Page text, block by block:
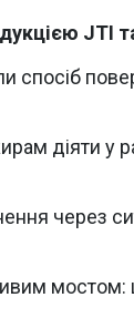
JTI
спосіб
діяти у
через
мостом: